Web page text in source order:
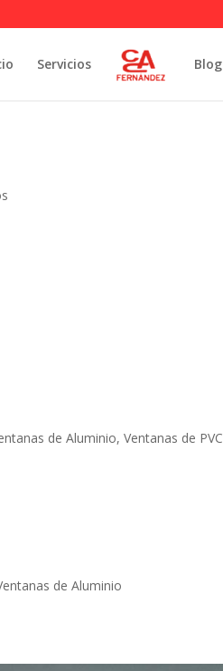
Servicios Blog
de Aluminio,Ventanas de PVC
de Aluminio